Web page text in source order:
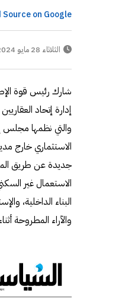
on Google
الثلاثاء 28 مايو 2024
شارك رئيس قوة
إدارة إتحاد
والتي نظمها مجلس
الاستثماري خارج
جديدة عن طريق
الاستعمال غير
البناء الداخلية،
والآراء المطروحة